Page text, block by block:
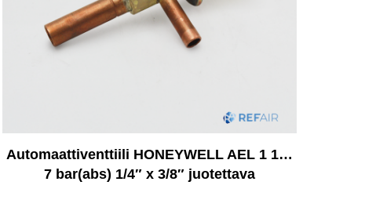
Automaattiventtiili HONEYWELL AEL 1 1…
7 bar(abs) 1/4″ x 3/8″ juotettava